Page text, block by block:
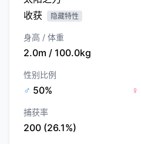
收获
隐藏特性
身高 / 体重
2.0m / 100.0kg
性别比例
♂ 50% ♀
捕获率
200 (26.1%)